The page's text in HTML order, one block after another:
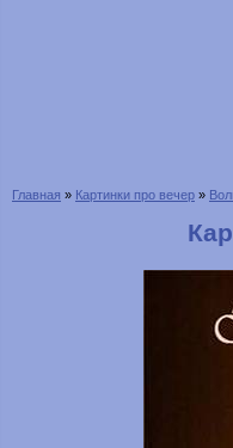
Главная » Картинки про вечер »